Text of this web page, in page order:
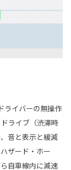
ライバーの無操作
ライブ（渋滞時
音と表示と緩減
ザード・ホー
自車線内に減速